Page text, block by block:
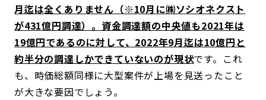
月迄は全くありません（※10月に㈱ソシオネクスト
が431億円調達）。資金調達額の中央値も2021年は
19億円であるのに対して、2022年9月迄は10億円と
約半分の調達しかできていないのが現状です。これ
も、時価総額同様に大型案件が上場を見送ったこと
が大きな要因でしょう。